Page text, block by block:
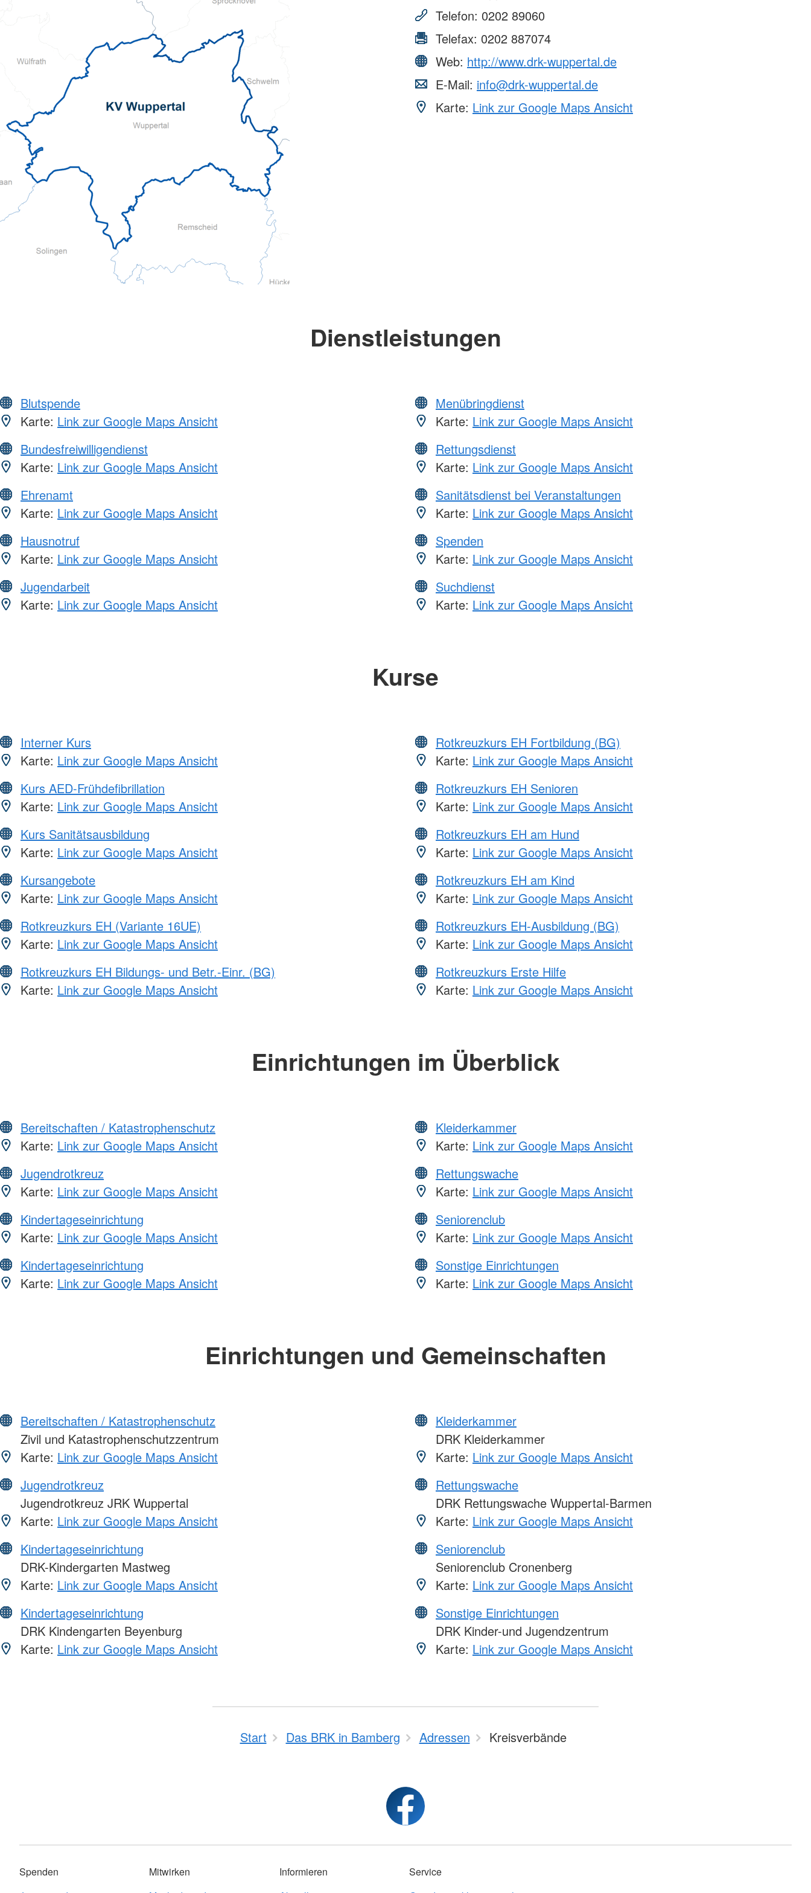
Telefon: 0202 89060
Telefax: 0202 887074
Web: http://www.drk-wuppertal.de
E-Mail: info@drk-wuppertal.de
Karte: Link zur Google Maps Ansicht
Dienstleistungen
Blutspende
Karte: Link zur Google Maps Ansicht
Bundesfreiwilligendienst
Karte: Link zur Google Maps Ansicht
Ehrenamt
Karte: Link zur Google Maps Ansicht
Hausnotruf
Karte: Link zur Google Maps Ansicht
Jugendarbeit
Karte: Link zur Google Maps Ansicht
Menübringdienst
Karte: Link zur Google Maps Ansicht
Rettungsdienst
Karte: Link zur Google Maps Ansicht
Sanitätsdienst bei Veranstaltungen
Karte: Link zur Google Maps Ansicht
Spenden
Karte: Link zur Google Maps Ansicht
Suchdienst
Karte: Link zur Google Maps Ansicht
Kurse
Interner Kurs
Karte: Link zur Google Maps Ansicht
Kurs AED-Frühdefibrillation
Karte: Link zur Google Maps Ansicht
Kurs Sanitätsausbildung
Karte: Link zur Google Maps Ansicht
Kursangebote
Karte: Link zur Google Maps Ansicht
Rotkreuzkurs EH (Variante 16UE)
Karte: Link zur Google Maps Ansicht
Rotkreuzkurs EH Bildungs- und Betr.-Einr. (BG)
Karte: Link zur Google Maps Ansicht
Rotkreuzkurs EH Fortbildung (BG)
Karte: Link zur Google Maps Ansicht
Rotkreuzkurs EH Senioren
Karte: Link zur Google Maps Ansicht
Rotkreuzkurs EH am Hund
Karte: Link zur Google Maps Ansicht
Rotkreuzkurs EH am Kind
Karte: Link zur Google Maps Ansicht
Rotkreuzkurs EH-Ausbildung (BG)
Karte: Link zur Google Maps Ansicht
Rotkreuzkurs Erste Hilfe
Karte: Link zur Google Maps Ansicht
Einrichtungen im Überblick
Bereitschaften / Katastrophenschutz
Karte: Link zur Google Maps Ansicht
Jugendrotkreuz
Karte: Link zur Google Maps Ansicht
Kindertageseinrichtung
Karte: Link zur Google Maps Ansicht
Kindertageseinrichtung
Karte: Link zur Google Maps Ansicht
Kleiderkammer
Karte: Link zur Google Maps Ansicht
Rettungswache
Karte: Link zur Google Maps Ansicht
Seniorenclub
Karte: Link zur Google Maps Ansicht
Sonstige Einrichtungen
Karte: Link zur Google Maps Ansicht
Einrichtungen und Gemeinschaften
Bereitschaften / Katastrophenschutz
Zivil und Katastrophenschutzzentrum
Karte: Link zur Google Maps Ansicht
Jugendrotkreuz
Jugendrotkreuz JRK Wuppertal
Karte: Link zur Google Maps Ansicht
Kindertageseinrichtung
DRK-Kindergarten Mastweg
Karte: Link zur Google Maps Ansicht
Kindertageseinrichtung
DRK Kindengarten Beyenburg
Karte: Link zur Google Maps Ansicht
Kleiderkammer
DRK Kleiderkammer
Karte: Link zur Google Maps Ansicht
Rettungswache
DRK Rettungswache Wuppertal-Barmen
Karte: Link zur Google Maps Ansicht
Seniorenclub
Seniorenclub Cronenberg
Karte: Link zur Google Maps Ansicht
Sonstige Einrichtungen
DRK Kinder-und Jugendzentrum
Karte: Link zur Google Maps Ansicht
Start Das BRK in Bamberg Adressen Kreisverbände
Spenden
Mitwirken
Informieren
Service